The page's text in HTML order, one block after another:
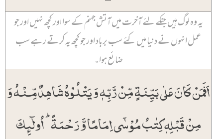
یہ وہ لوگ ہیں جنکے لئے آخرت میں آتش جہنم کے سوا اور کچھ نہیں اور جو
عمل انہوں نے دنیا میں کئے سب برباد اور جو کچھ یہ کرتے رہے سب
ضائع ہوا۔
اَفَمَنۡ کَانَ عَلٰی بَیِّنَۃٍ مِّنۡ رَّبِّہٖ وَ یَتۡلُوۡہُ شَاہِدٌ مِّنۡہُ وَ
مِنۡ قَبۡلِہٖ کِتٰبُ مُوۡسٰۤی اِمَامًا وَّ رَحۡمَۃً ؕ اُولٰٓئِکَ